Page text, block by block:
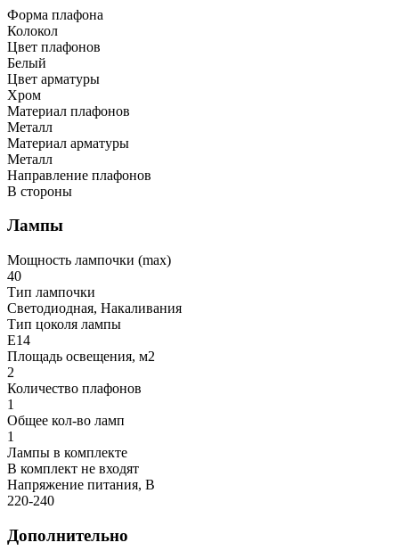
Форма плафона
Колокол
Цвет плафонов
Белый
Цвет арматуры
Хром
Материал плафонов
Металл
Материал арматуры
Металл
Направление плафонов
В стороны
Лампы
Мощность лампочки (max)
40
Тип лампочки
Светодиодная, Накаливания
Тип цоколя лампы
E14
Площадь освещения, м2
2
Количество плафонов
1
Общее кол-во ламп
1
Лампы в комплекте
В комплект не входят
Напряжение питания, В
220-240
Дополнительно